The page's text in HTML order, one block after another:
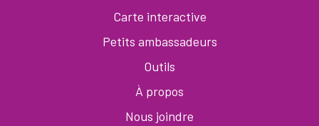
Carte interactive
Petits ambassadeurs
Outils
À propos
Nous joindre